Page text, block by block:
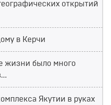
открытий
в Керчи
жизни было много
Якутии в руках